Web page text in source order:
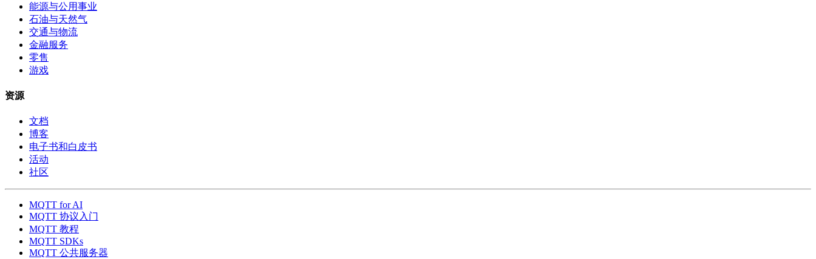
能源与公用事业
石油与天然气
交通与物流
金融服务
零售
游戏
资源
文档
博客
电子书和白皮书
活动
社区
MQTT for AI
MQTT 协议入门
MQTT 教程
MQTT SDKs
MQTT 公共服务器